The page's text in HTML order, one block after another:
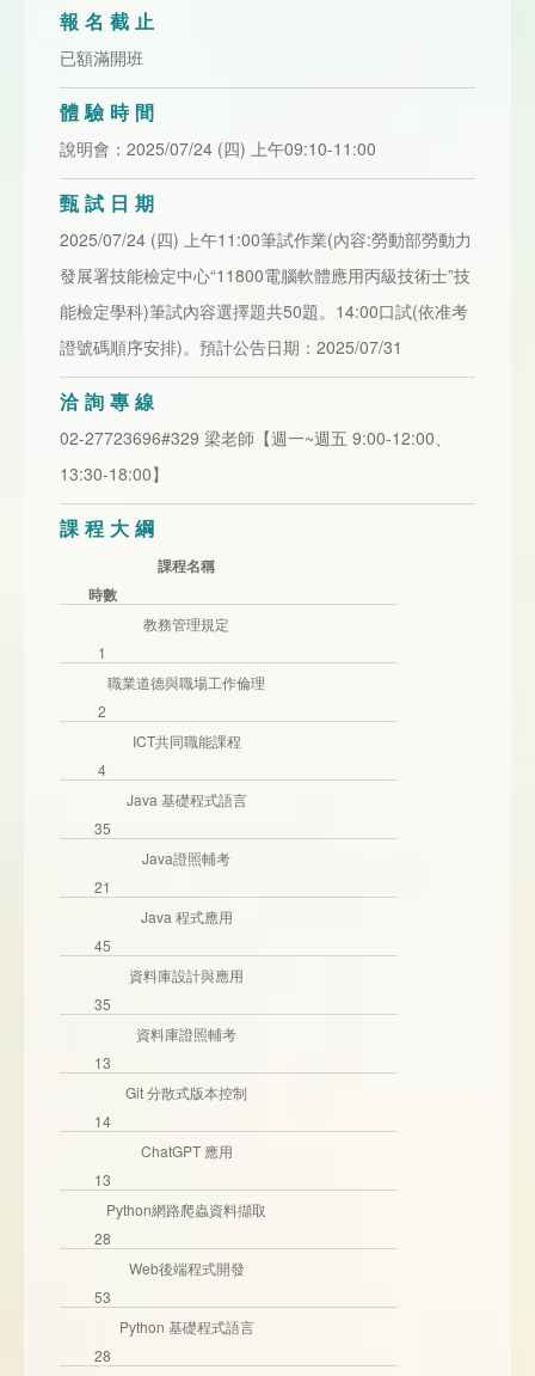
報名截止
已額滿開班
體驗時間
說明會：2025/07/24 (四) 上午09:10-11:00
甄試日期
2025/07/24 (四) 上午11:00筆試作業(內容:勞動部勞動力
發展署技能檢定中心“11800電腦軟體應用丙級技術士”技
能檢定學科)筆試內容選擇題共50題。14:00口試(依准考
證號碼順序安排)。預計公告日期：2025/07/31
洽詢專線
02-27723696#329 梁老師【週一~週五 9:00-12:00、
13:30-18:00】
課程大綱
課程名稱
時數
教務管理規定
1
職業道德與職場工作倫理
2
ICT共同職能課程
4
Java 基礎程式語言
35
Java證照輔考
21
Java 程式應用
45
資料庫設計與應用
35
資料庫證照輔考
13
Git 分散式版本控制
14
ChatGPT 應用
13
Python網路爬蟲資料擷取
28
Web後端程式開發
53
Python 基礎程式語言
28